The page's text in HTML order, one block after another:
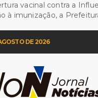
vacinal contra a
à imunização, a
DE 2026